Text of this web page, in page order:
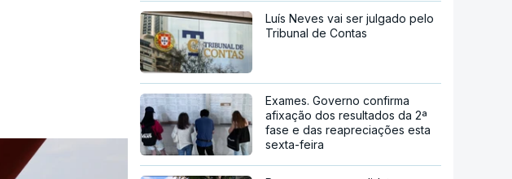
Luís Neves vai ser julgado pelo
Tribunal de Contas
Exames. Governo confirma
afixação dos resultados da 2ª
fase e das reapreciações esta
sexta-feira